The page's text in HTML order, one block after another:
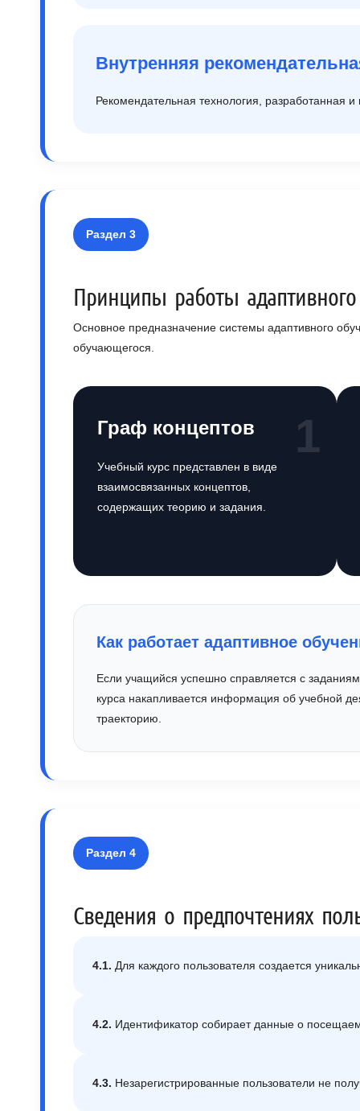
Внутренняя
Рекомендательная технология,
Раздел 3
Принципы работы
Основное предназначение системы адаптивного
обучающегося.
1
Граф концептов
Учебный курс представлен в виде
взаимосвязанных концептов,
содержащих теорию и задания.
Как работает адаптивное
Если учащийся успешно справляется с
курса накапливается информация об учебной
траекторию.
Раздел 4
Сведения о предпочтениях
4.1. Для каждого пользователя создается
4.2. Идентификатор собирает данные о
4.3. Незарегистрированные пользователи не